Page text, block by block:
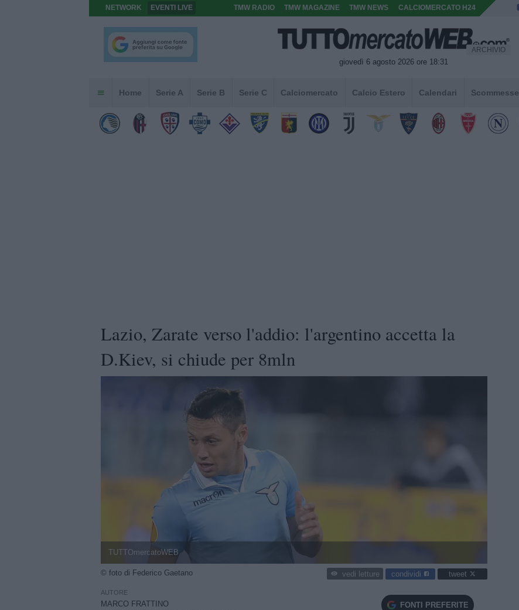
NETWORK EVENTI LIVE TMW RADIO TMW MAGAZINE TMW NEWS CALCIOMERCATO H24
giovedì 6 agosto 2026 ore 18:31
ARCHIVIO
Home Serie A Serie B Serie C Calciomercato Calcio Estero Calendari Scommesse
Lazio, Zarate verso l'addio: l'argentino accetta la
D.Kiev, si chiude per 8mln
TUTTOmercatoWEB
© foto di Federico Gaetano vedi letture condividi tweet
AUTORE
MARCO FRATTINO FONTI PREFERITE